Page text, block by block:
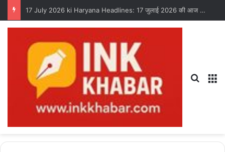
17 July 2026 ki Haryana Headlines: 17 जुलाई 2026 की आज की हरियाणा टॉप 20 न्यूज़, पढ़िए फटाफट अंदाज में